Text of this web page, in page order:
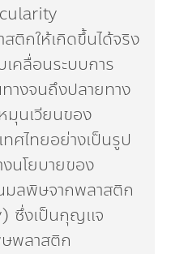
ติกให้เกิดขึ้นได้จริง
เคลื่อนระบบการ
างจนถึงปลายทาง
มุนเวียนของ
ศไทยอย่างเป็นรูป
นโยบายของ
มลพิษจากพลาสติก
ซึ่งเป็นกุญแจ
พลาสติก